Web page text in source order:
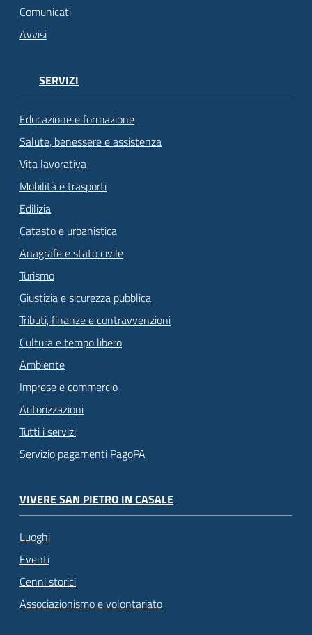
Comunicati
Avvisi
SERVIZI
Educazione e formazione
Salute, benessere e assistenza
Vita lavorativa
Mobilità e trasporti
Edilizia
Catasto e urbanistica
Anagrafe e stato civile
Turismo
Giustizia e sicurezza pubblica
Tributi, finanze e contravvenzioni
Cultura e tempo libero
Ambiente
Imprese e commercio
Autorizzazioni
Tutti i servizi
Servizio pagamenti PagoPA
VIVERE SAN PIETRO IN CASALE
Luoghi
Eventi
Cenni storici
Associazionismo e volontariato